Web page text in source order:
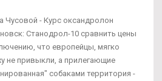
Чусовой - Курс оксандролон
Станодрол-10 сравнить цены
что европейцы, мягко
не привыкли, а прилегающие
собаками территория -